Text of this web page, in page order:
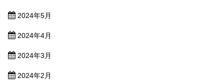
2024年5月
2024年4月
2024年3月
2024年2月